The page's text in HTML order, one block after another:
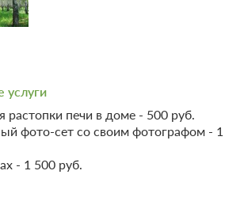
услуги
растопки печи в доме - 500 руб.
фото-сет со своим фотографом - 1
- 1 500 руб.